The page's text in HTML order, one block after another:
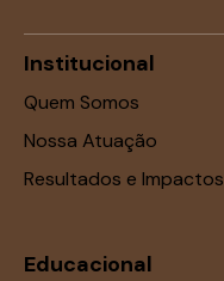
Institucional
Quem Somos
Nossa Atuação
Resultados e Impactos
Educacional